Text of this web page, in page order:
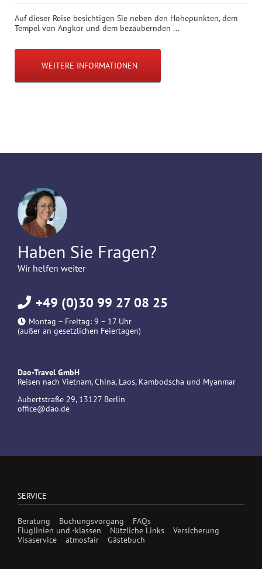
Auf dieser Reise besichtigen Sie neben den Höhepunkten, dem
Tempel von Angkor und dem bezaubernden ...
WEITERE INFORMATIONEN
Haben Sie Fragen?
Wir helfen weiter
+49 (0)30 99 27 08 25
Montag – Freitag: 9 – 17 Uhr
(außer an gesetzlichen Feiertagen)
Dao-Travel GmbH
Reisen nach Vietnam, China, Laos, Kambodscha und Myanmar
Aubertstraße 29, 13127 Berlin
office@dao.de
SERVICE
Beratung Buchungsvorgang
FAQs
Fluglinien und -klassen
Nützliche Links
Versicherung
Visaservice
atmosfair Gästebuch